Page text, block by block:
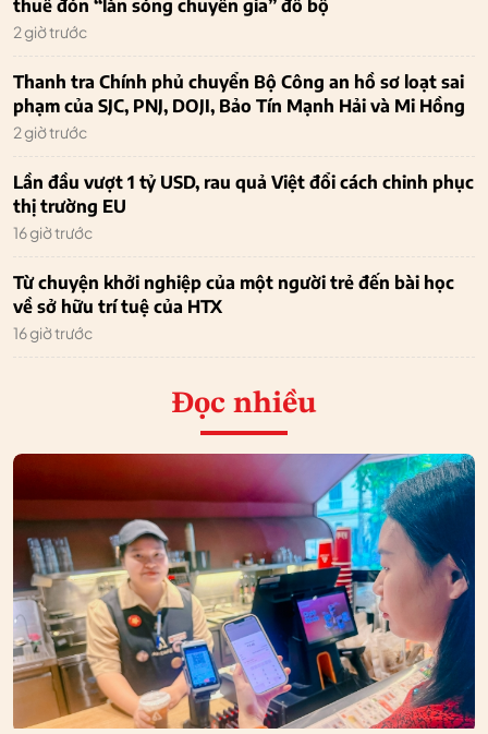
thuê đón “làn sóng chuyên gia” đổ bộ
2 giờ trước
Thanh tra Chính phủ chuyển Bộ Công an hồ sơ loạt sai
phạm của SJC, PNJ, DOJI, Bảo Tín Mạnh Hải và Mi Hồng
2 giờ trước
Lần đầu vượt 1 tỷ USD, rau quả Việt đổi cách chinh phục
thị trường EU
16 giờ trước
Từ chuyện khởi nghiệp của một người trẻ đến bài học
về sở hữu trí tuệ của HTX
16 giờ trước
Đọc nhiều